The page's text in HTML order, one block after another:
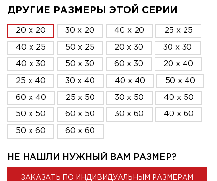
ДРУГИЕ РАЗМЕРЫ ЭТОЙ СЕРИИ
20 x 20 30 x 20 40 x 20 25 x 25
40 x 25 50 x 25 20 x 30 30 x 30
40 x 30 50 x 30 60 x 30 20 x 40
25 x 40 30 x 40 40 x 40 50 x 40
60 x 40 25 x 50 30 x 50 40 x 50
50 x 50 60 x 50 30 x 60 40 x 60
50 x 60 60 x 60
НЕ НАШЛИ НУЖНЫЙ ВАМ РАЗМЕР?
ЗАКАЗАТЬ ПО ИНДИВИДУАЛЬНЫМ РАЗМЕРАМ